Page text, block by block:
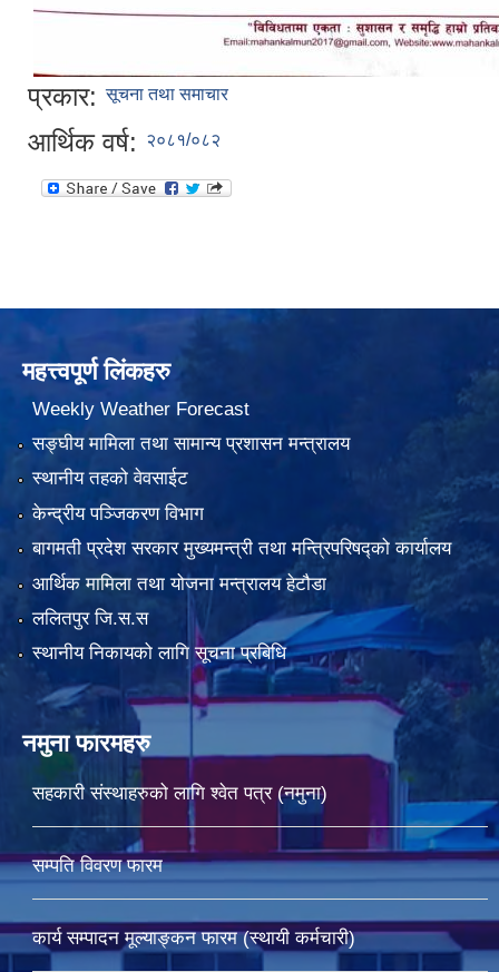
प्रकार: सूचना तथा समाचार
आर्थिक वर्ष: २०८१/०८२
महत्त्वपूर्ण लिंकहरु
Weekly Weather Forecast
सङ्घीय मामिला तथा सामान्य प्रशासन मन्त्रालय
स्थानीय तहको वेवसाईट
केन्द्रीय पञ्जिकरण विभाग
बागमती प्रदेश सरकार मुख्यमन्त्री तथा मन्त्रिपरिषद्को कार्यालय
आर्थिक मामिला तथा योजना मन्त्रालय हेटौडा
ललितपुर जि.स.स
स्थानीय निकायको लागि सूचना प्रबिधि
नमुना फारमहरु
सहकारी संस्थाहरुको लागि श्वेत पत्र (नमुना)
सम्पति विवरण फारम
कार्य सम्पादन मूल्याङ्कन फारम (स्थायी कर्मचारी)